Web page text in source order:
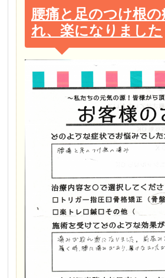
腰痛と足のつけ根の
れ、楽になりました